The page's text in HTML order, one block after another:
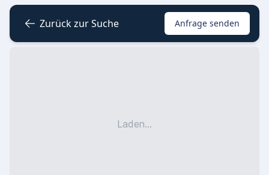
Zurück zur Suche Anfrage senden
Laden...